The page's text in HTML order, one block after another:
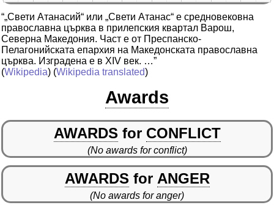
“„Свети Атанасий“ или „Свети Атанас“ е средновековна
православна църква в прилепския квартал Варош,
Северна Македония. Част е от Преспанско-
Пелагонийската епархия на Македонската православна
църква. Изградена е в XIV век. …”
(Wikipedia) (Wikipedia translated)
Awards
AWARDS for CONFLICT
(No awards for conflict)
AWARDS for ANGER
(No awards for anger)